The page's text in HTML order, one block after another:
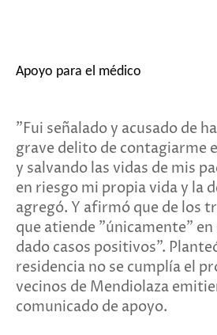
Apoyo para el médico
"Fui señalado y acusado de
grave delito de contagiarme
y salvando las vidas de mis
en riesgo mi propia vida y la
agregó. Y afirmó que de los
que atiende "únicamente"
dado casos positivos".
residencia no se cumplía el
vecinos de Mendiolaza
comunicado de apoyo.